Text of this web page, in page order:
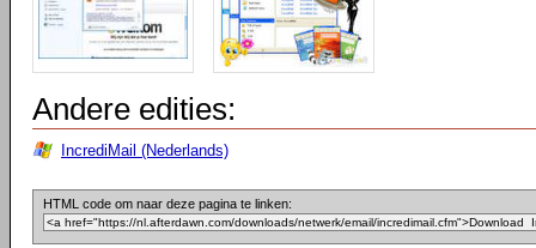
Andere edities:
IncrediMail (Nederlands)
HTML code om naar deze pagina te linken: